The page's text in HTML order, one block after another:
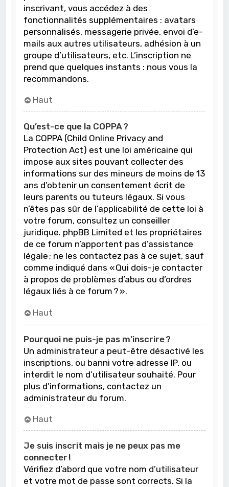
inscrivant, vous accédez à des
fonctionnalités supplémentaires : avatars
personnalisés, messagerie privée, envoi d’e-
mails aux autres utilisateurs, adhésion à un
groupe d’utilisateurs, etc. L’inscription ne
prend que quelques instants : nous vous la
recommandons.
Haut
Qu’est-ce que la COPPA ?
La COPPA (Child Online Privacy and
Protection Act) est une loi américaine qui
impose aux sites pouvant collecter des
informations sur des mineurs de moins de 13
ans d’obtenir un consentement écrit de
leurs parents ou tuteurs légaux. Si vous
n’êtes pas sûr de l’applicabilité de cette loi à
votre forum, consultez un conseiller
juridique. phpBB Limited et les propriétaires
de ce forum n’apportent pas d’assistance
légale ; ne les contactez pas à ce sujet, sauf
comme indiqué dans « Qui dois-je contacter
à propos de problèmes d’abus ou d’ordres
légaux liés à ce forum ? ».
Haut
Pourquoi ne puis-je pas m’inscrire ?
Un administrateur a peut-être désactivé les
inscriptions, ou banni votre adresse IP, ou
interdit le nom d’utilisateur souhaité. Pour
plus d’informations, contactez un
administrateur du forum.
Haut
Je suis inscrit mais je ne peux pas me
connecter !
Vérifiez d’abord que votre nom d’utilisateur
et votre mot de passe sont corrects. Si la